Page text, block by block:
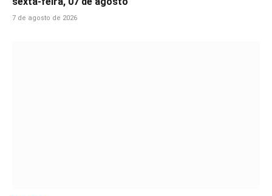
7 de agosto de 2026